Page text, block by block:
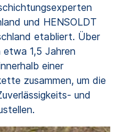
und HENSOLDT
etabliert. Über
1,5 Jahren
einer
zusammen, um die
und